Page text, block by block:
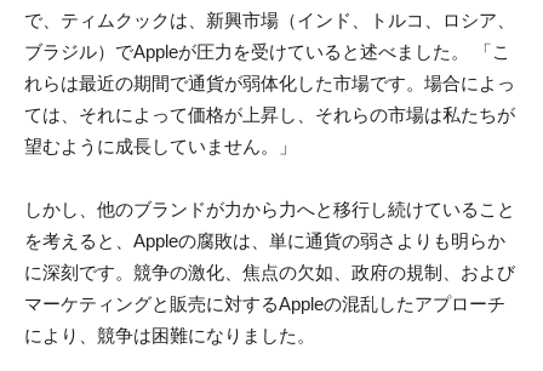
で、ティムクックは、新興市場（インド、トルコ、ロシア、
ブラジル）でAppleが圧力を受けていると述べました。 「こ
れらは最近の期間で通貨が弱体化した市場です。場合によっ
ては、それによって価格が上昇し、それらの市場は私たちが
望むように成長していません。」
しかし、他のブランドが力から力へと移行し続けていること
を考えると、Appleの腐敗は、単に通貨の弱さよりも明らか
に深刻です。競争の激化、焦点の欠如、政府の規制、および
マーケティングと販売に対するAppleの混乱したアプローチ
により、競争は困難になりました。